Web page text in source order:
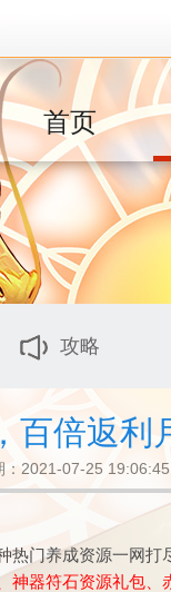
首页
攻略
倍返利
：2021-07-25 19:06:45
热门养成资源一网打
神器符石资源礼包